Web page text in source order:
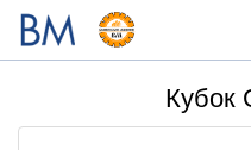
Кубок